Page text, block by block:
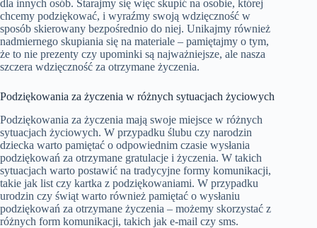
dla innych osób. Starajmy się więc skupić na osobie, której
chcemy podziękować, i wyraźmy swoją wdzięczność w
sposób skierowany bezpośrednio do niej. Unikajmy również
nadmiernego skupiania się na materiale – pamiętajmy o tym,
że to nie prezenty czy upominki są najważniejsze, ale nasza
szczera wdzięczność za otrzymane życzenia.
Podziękowania za życzenia w różnych sytuacjach życiowych
Podziękowania za życzenia mają swoje miejsce w różnych
sytuacjach życiowych. W przypadku ślubu czy narodzin
dziecka warto pamiętać o odpowiednim czasie wysłania
podziękowań za otrzymane gratulacje i życzenia. W takich
sytuacjach warto postawić na tradycyjne formy komunikacji,
takie jak list czy kartka z podziękowaniami. W przypadku
urodzin czy świąt warto również pamiętać o wysłaniu
podziękowań za otrzymane życzenia – możemy skorzystać z
różnych form komunikacji, takich jak e-mail czy sms.